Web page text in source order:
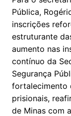
Pública,
inscrições
estruturante
aumento nas
contínuo da
Segurança
fortalecimento
prisionais,
de Minas com